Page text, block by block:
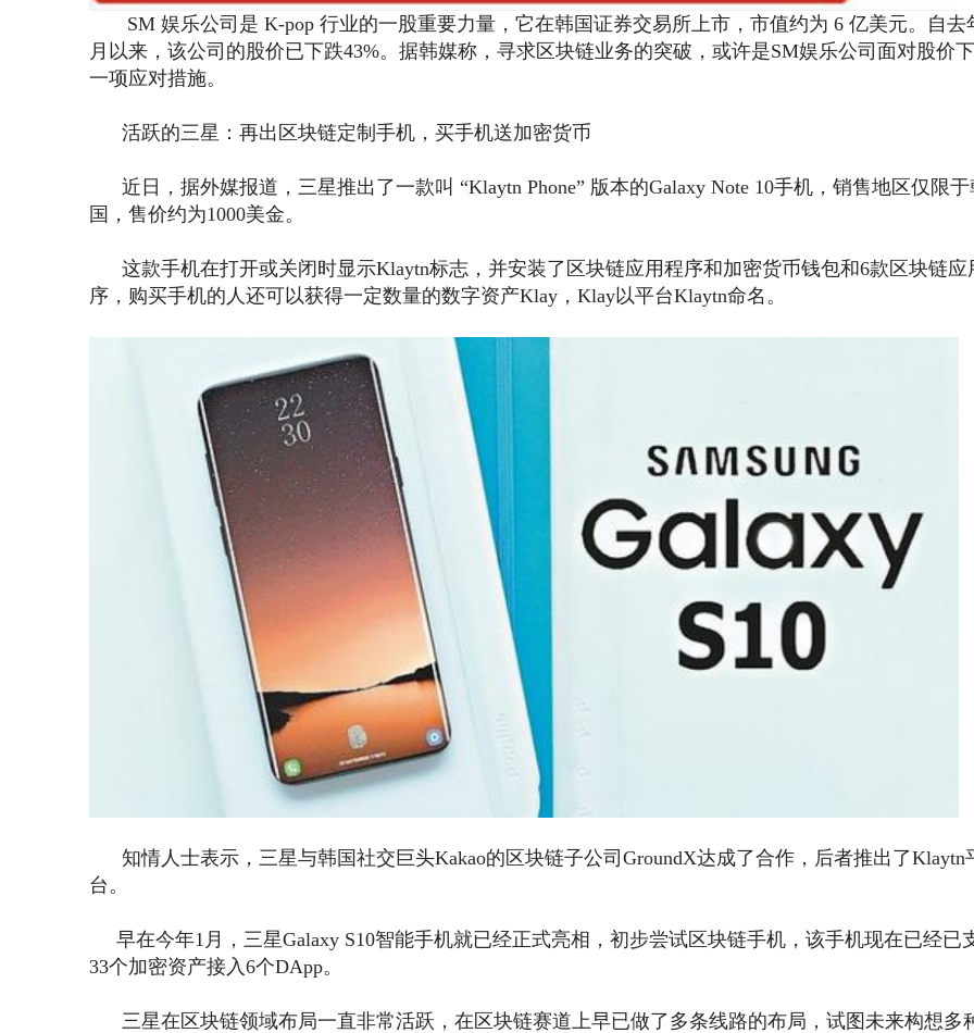
SM 娱乐公司是 K-pop 行业的一股重要力量，它在韩国证券交易所上市，市值约为 6 亿美元。自去
月以来，该公司的股价已下跌43%。据韩媒称，寻求区块链业务的突破，或许是SM娱乐公司面对股价
一项应对措施。
活跃的三星：再出区块链定制手机，买手机送加密货币
近日，据外媒报道，三星推出了一款叫 “Klaytn Phone” 版本的Galaxy Note 10手机，销售地区仅限于
国，售价约为1000美金。
这款手机在打开或关闭时显示Klaytn标志，并安装了区块链应用程序和加密货币钱包和6款区块链应
序，购买手机的人还可以获得一定数量的数字资产Klay，Klay以平台Klaytn命名。
知情人士表示，三星与韩国社交巨头Kakao的区块链子公司GroundX达成了合作，后者推出了Klaytn
台。
早在今年1月，三星Galaxy S10智能手机就已经正式亮相，初步尝试区块链手机，该手机现在已经已
33个加密资产接入6个DApp。
三星在区块链领域布局一直非常活跃，在区块链赛道上早已做了多条线路的布局，试图未来构想多